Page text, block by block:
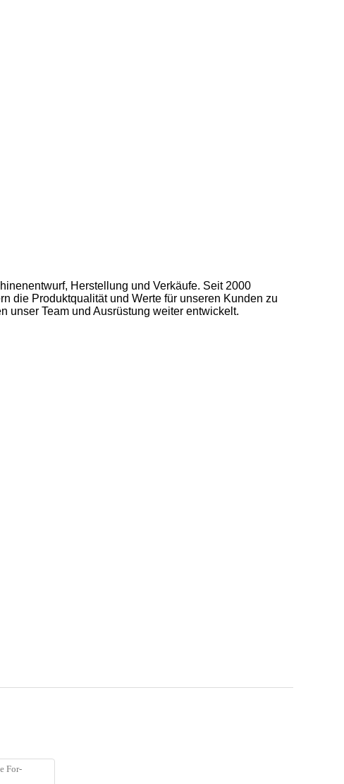
Herstellung und Verkäufe. Seit 2000
die Produktqualität und Werte für unseren Kunden zu
unser Team und Ausrüstung weiter entwickelt.